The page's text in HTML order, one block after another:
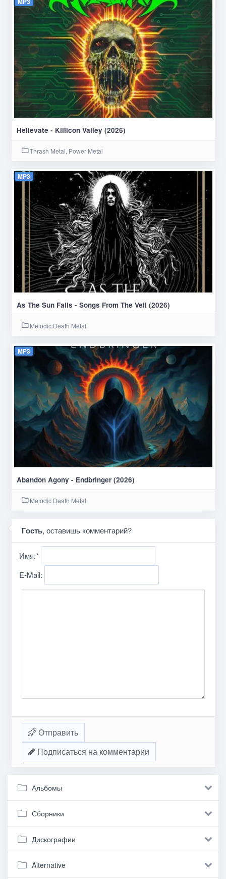
Hellevate - Killicon Valley (2026)
Thrash Metal, Power Metal
MP3
As The Sun Falls - Songs From The Veil (2026)
Melodic Death Metal
MP3
Abandon Agony - Endbringer (2026)
Melodic Death Metal
Гость, оставишь комментарий?
Имя:*
E-Mail:
Отправить
Подписаться на комментарии
Альбомы
Сборники
Дискографии
Alternative